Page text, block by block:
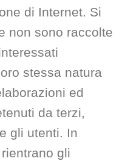
di Internet. Si
non sono raccolte
stessa natura
ed
da terzi,
gli utenti. In
gli